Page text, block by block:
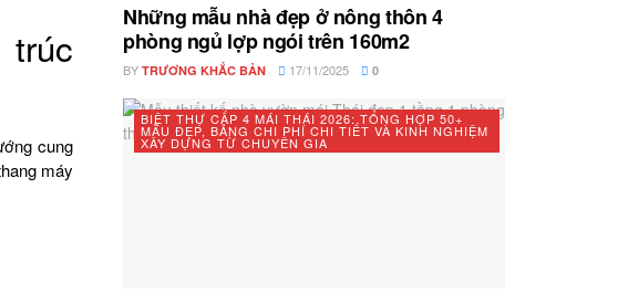
cung
máy
Những mẫu nhà đẹp ở nông thôn 4
phòng ngủ lợp ngói trên 160m2
BY TRƯƠNG KHẮC BẢN 17/11/2025 0
BIỆT THỰ CẤP 4 MÁI THÁI 2026: TỔNG HỢP 50+
MẪU ĐẸP, BẢNG CHI PHÍ CHI TIẾT VÀ KINH NGHIỆM
XÂY DỰNG TỪ CHUYÊN GIA